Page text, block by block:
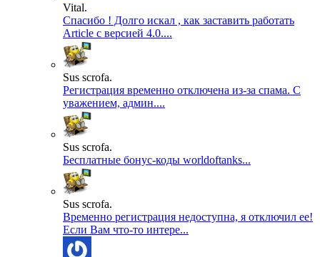
Vital.
Спасибо ! Долго искал , как заставить работать
Article с версией 4.0....
Sus scrofa.
Регистрация временно отключена из-за спама. С
уважением, админ....
Sus scrofa.
Бесплатные бонус-коды worldoftanks...
Sus scrofa.
Временно регистрация недоступна, я отключил ее!
Если Вам что-то интере...